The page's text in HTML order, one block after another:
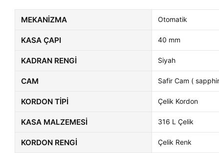
MEKANIZMA Otomatik
KASA ÇAPI 40 mm
KADRAN RENGI Siyah
CAM Safir Cam (
KORDON TIPI Çelik Kordon
KASA MALZEMESI 316 L Çelik
KORDON RENGI Çelik Renk